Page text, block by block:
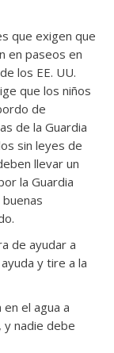
que exigen que
en paseos en
los EE. UU.
que los niños
de
de la Guardia
sin leyes de
llevar un
la Guardia
de ayudar a
y tire a la
el agua a
nadie debe